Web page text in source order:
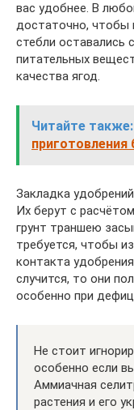
вас удобнее. В
достаточно, чтобы
стебли оставались
питательных
качества ягод.
Читайте также:
Закладка
Их берут с
грунт траншею
требуется, чтобы
контакта
случится, то они
особенно при
Не стоит
особенно если
Аммиачная
растения и его